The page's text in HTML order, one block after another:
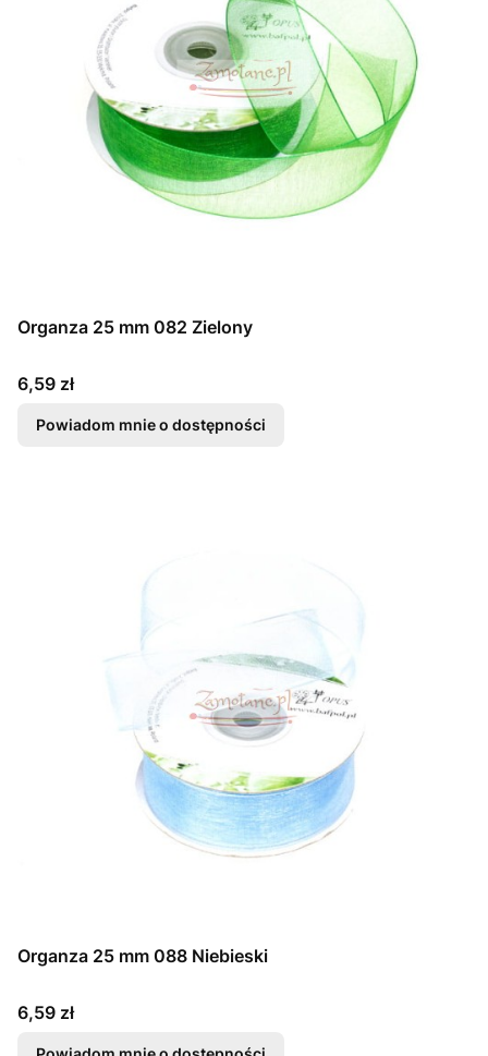
Organza 25 mm 082 Zielony
Cena
6,59 zł
Powiadom mnie o dostępności
Organza 25 mm 088 Niebieski
Cena
6,59 zł